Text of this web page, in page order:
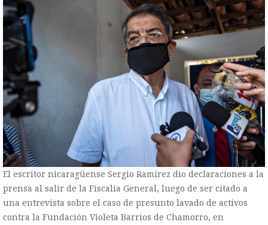
El escritor nicaragüense Sergio Ramírez dio declaraciones a la
prensa al salir de la Fiscalía General, luego de ser citado a
una entrevista sobre el caso de presunto lavado de activos
contra la Fundación Violeta Barrios de Chamorro, en